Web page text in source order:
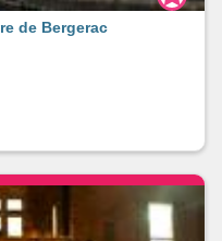
de Bergerac